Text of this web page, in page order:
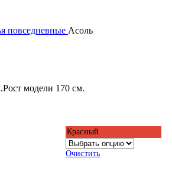
повседневные Асоль
модели 170 см.
Красный
Очистить